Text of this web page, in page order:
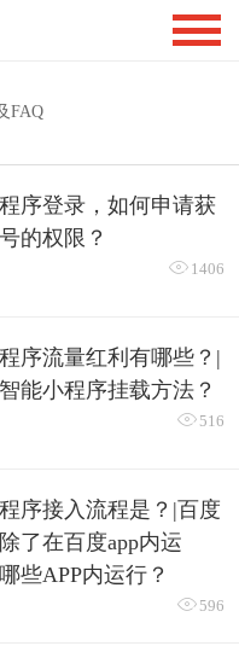
FAQ
序登录，如何申请获
的权限？
 1406
序流量红利有哪些？|
能小程序挂载方法？
 516
序接入流程是？|百度
了在百度app内运
些APP内运行？
 596